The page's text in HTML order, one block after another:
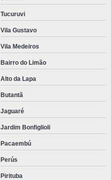
Tucuruvi
Vila Gustavo
Vila Medeiros
Bairro do Limão
Alto da Lapa
Butantã
Jaguaré
Jardim Bonfiglioli
Pacaembú
Perús
Pirituba